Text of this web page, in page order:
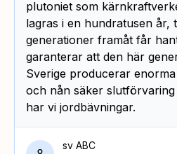
plutoniet som
lagras i en hundratusen år,
generationer framåt får
garanterar att den här
Sverige producerar
och nån säker
har vi jordbävningar.
sv ABC